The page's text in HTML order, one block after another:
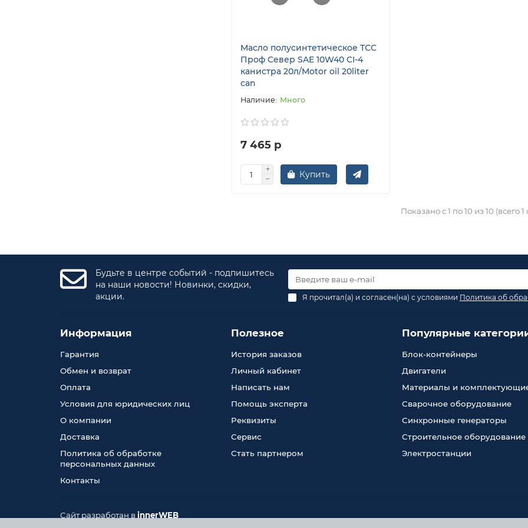
Масло полусинтетическое ТСС
Проф Север SAE 10W40 CI-4
канистра 20л/Motor oil 20liter
can
Много
7 465 р
Купить
Показано с 1 по 10 из 10 (всего
Будьте в центре событий - подпишитесь
на наши новости! Новинки, скидки,
акции.
Я прочитал(а) и согласен(на) с условиями Политика об
Информация
Гарантия
Обмен и возврат
Оплата
Условия для юридических лиц
О компании
Доставка
Политика об обработке
персональных данных
Контакты
Полезное
История заказов
Личный кабинет
Написать нам
Помощь эксперта
Реквизиты
Сервис
Стать партнером
Популярные
Блок-контейнеры
Двигатели
Материалы и
Сварочное оборудование
Синхронные генераторы
Строительное оборудование
Электростанции
Сайт разработан вinnerWEB